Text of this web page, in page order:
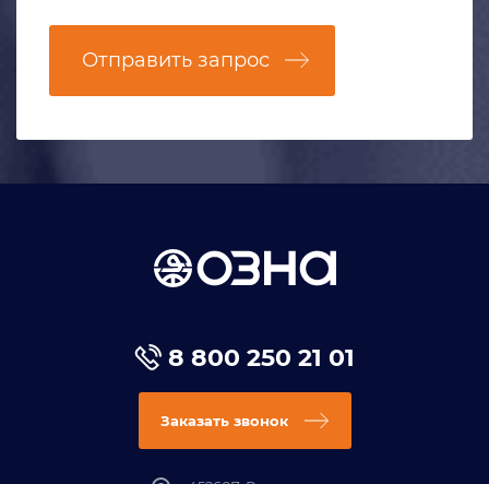
Отправить запрос
8 800 250 21 01
Заказать звонок